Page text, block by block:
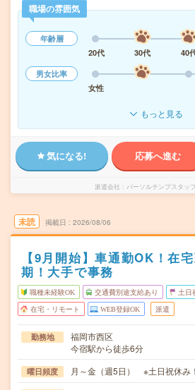
職場の雰囲気
年齢層
20代
30代 40
男女比率
女性
もっと見る
気になる! 応募へ進む
派遣会社 パーソルテンプスタッ
未読 掲載日 2026/08/06
【9月開始】車通勤OK！在
期！大手で事務
職種未経験OK 交通費別途支給あり 土日
在宅・リモート WEB登録OK 派遣
勤務地
福岡市西区
今宿駅から徒歩6分
曜日頻度 月～金（週5日） ※土日祝休み！